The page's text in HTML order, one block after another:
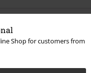
Shop for customers from
Kettingen